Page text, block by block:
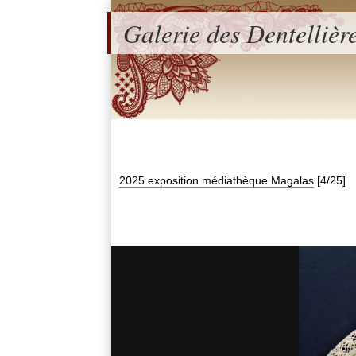
Galerie des
2025 exposition médiathèque Magalas [4/25]